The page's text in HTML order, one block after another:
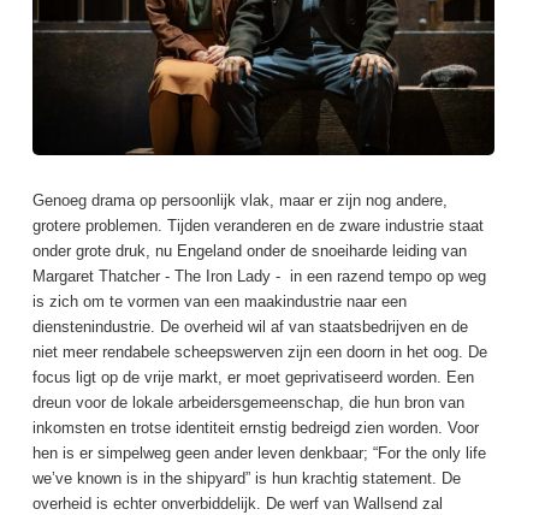
Genoeg drama op persoonlijk vlak, maar er zijn nog andere,
grotere problemen. Tijden veranderen en de zware industrie staat
onder grote druk, nu Engeland onder de snoeiharde leiding van
Margaret Thatcher - The Iron Lady - in een razend tempo op weg
is zich om te vormen van een maakindustrie naar een
dienstenindustrie. De overheid wil af van staatsbedrijven en de
niet meer rendabele scheepswerven zijn een doorn in het oog. De
focus ligt op de vrije markt, er moet geprivatiseerd worden. Een
dreun voor de lokale arbeidersgemeenschap, die hun bron van
inkomsten en trotse identiteit ernstig bedreigd zien worden. Voor
hen is er simpelweg geen ander leven denkbaar; “For the only life
we’ve known is in the shipyard” is hun krachtig statement. De
overheid is echter onverbiddelijk. De werf van Wallsend zal